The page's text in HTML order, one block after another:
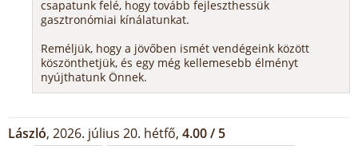
csapatunk felé, hogy tovább fejleszthessük
gasztronómiai kínálatunkat.
Reméljük, hogy a jövőben ismét vendégeink között
köszönthetjük, és egy még kellemesebb élményt
nyújthatunk Önnek.
László, 2026. július 20. hétfő, 4.00 / 5